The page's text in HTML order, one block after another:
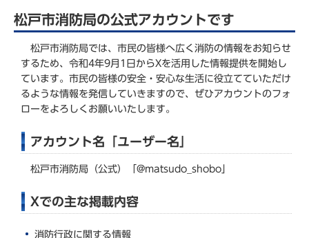
か
ら
松戸市消防局の公式アカウントです
松戸市消防局では、市民の皆様へ広く消防の情報をお知らせ
するため、令和4年9月1日からXを活用した情報提供を開始し
ています。市民の皆様の安全・安心な生活に役立てていただけ
るような情報を発信していきますので、ぜひアカウントのフォ
ローをよろしくお願いいたします。
アカウント名「ユーザー名」
松戸市消防局（公式）「@matsudo_shobo」
Xでの主な掲載内容
消防行政に関する情報